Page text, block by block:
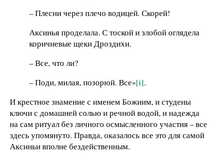
– Плесни через плечо водицей. Скорей!
Аксинья проделала. С тоской и злобой оглядела
коричневые щеки Дроздихи.
– Все, что ли?
– Поди, милая, позорюй. Все»[i].
И крестное знамение с именем Божиим, и студены
ключи с домашней солью и речной водой, и надежда
на сам ритуал без личного осмысленного участия – все
здесь упомянуто. Правда, оказалось все это для самой
Аксиньи вполне бездейственным.